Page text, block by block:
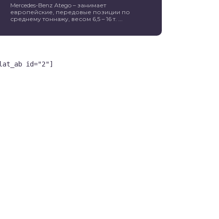
Mercedes-Benz Atego – занимает
европейские, передовые позиции по
среднему тоннажу, весом 6,5 – 16 т. ...
id="2"]